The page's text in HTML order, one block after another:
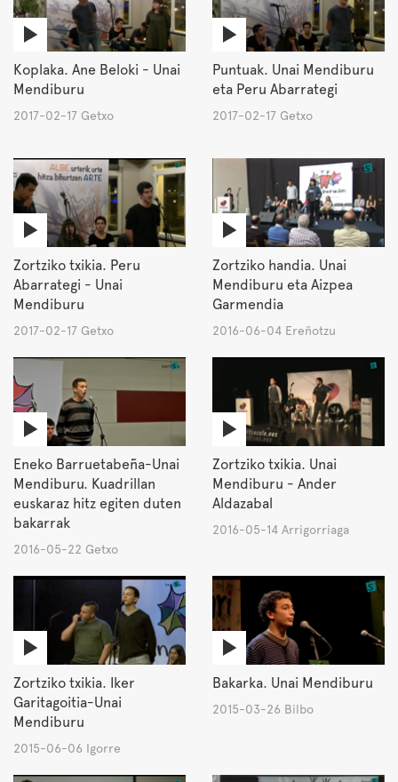
Koplaka. Ane Beloki - Unai
Mendiburu
2017-02-17 Getxo
Puntuak. Unai Mendiburu
eta Peru Abarrategi
2017-02-17 Getxo
Zortziko txikia. Peru
Abarrategi - Unai
Mendiburu
2017-02-17 Getxo
Zortziko handia. Unai
Mendiburu eta Aizpea
Garmendia
2016-06-04 Ereñotzu
Eneko Barruetabeña-Unai
Mendiburu. Kuadrillan
euskaraz hitz egiten duten
bakarrak
2016-05-22 Getxo
Zortziko txikia. Unai
Mendiburu - Ander
Aldazabal
2016-05-14 Arrigorriaga
Zortziko txikia. Iker
Garitagoitia-Unai
Mendiburu
2015-06-06 Igorre
Bakarka. Unai Mendiburu
2015-03-26 Bilbo